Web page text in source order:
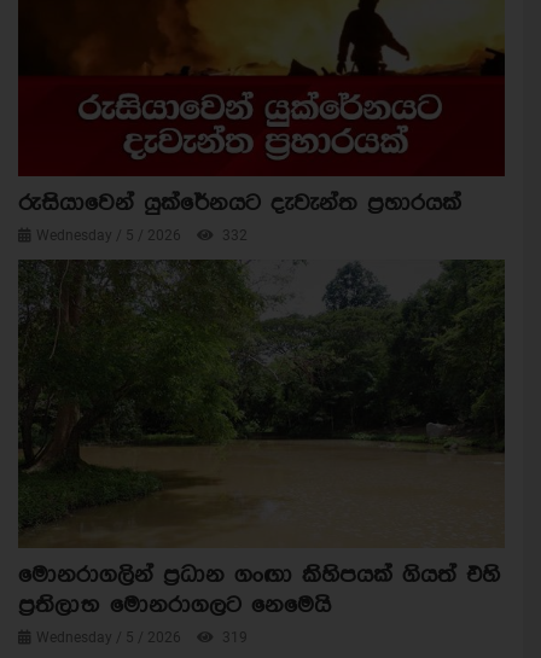
රුසියාවෙන් යුක්රේනයට දැවැන්ත ප්‍රහාරයක්
Wednesday / 5 / 2026 332
මොනරාගලින් ප්‍රධාන ගංඟා කිහිපයක් ගියත් එහි
ප්‍රතිලාභ මොනරාගලට නෙමෙයි
Wednesday / 5 / 2026 319